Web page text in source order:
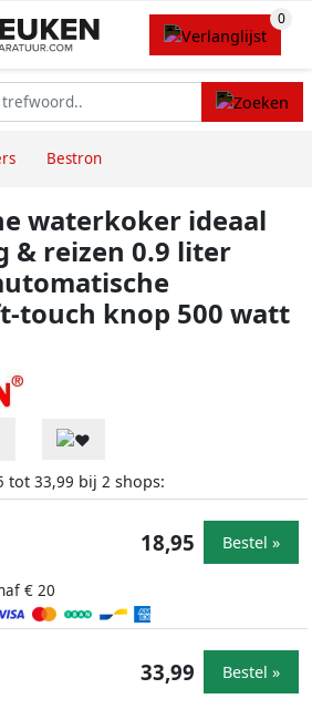
Bestron
waterkoker ideaal
& reizen 0.9 liter
touch knop 500 watt
tot 33,99 bij 2 shops:
€ 20
18,95 Bestel »
33,99 Bestel »